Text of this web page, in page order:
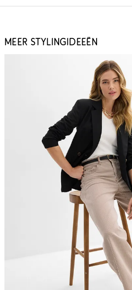
MEER STYLINGIDEEËN